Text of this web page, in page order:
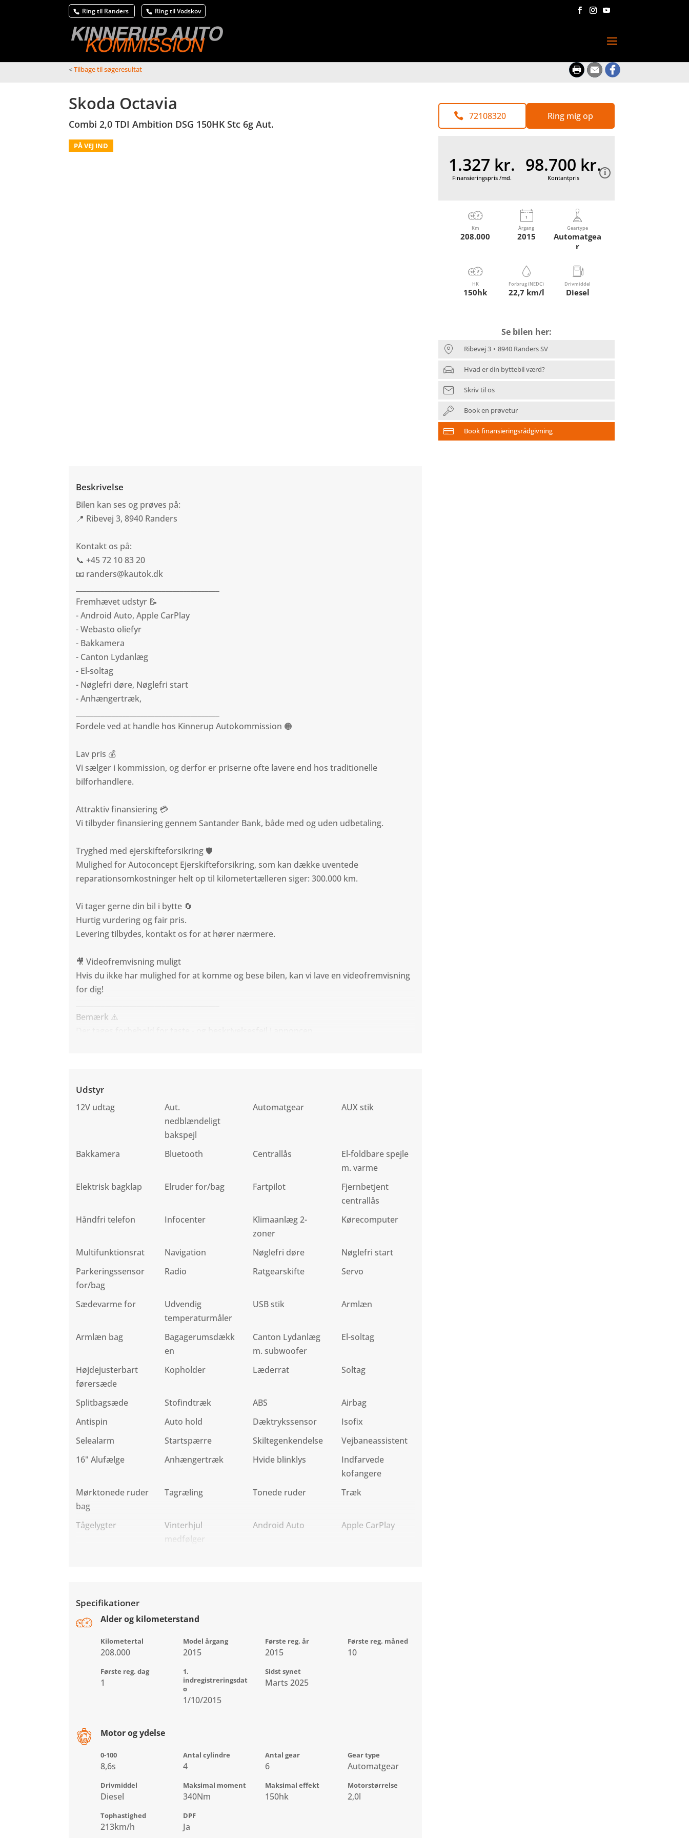
Ring til Randers Ring til Vodskov
<Tilbage til søgeresultat
Skoda Octavia
Combi 2,0 TDI Ambition DSG 150HK Stc 6g Aut.
PÅ VEJ IND
72108320 Ring mig op
1.327 kr.
Finansieringspris /md.
98.700 kr.
Kontantpris
Km
208.000
Årgang
2015
Geartype
Automatgea
r
HK
150hk
Forbrug (NEDC)
22,7 km/l
Drivmiddel
Diesel
Se bilen her:
Ribevej 3 8940 Randers SV
Hvad er din byttebil værd?
Skriv til os
Book en prøvetur
Book finansieringsrådgivning
Beskrivelse
Bilen kan ses og prøves på:
📍 Ribevej 3, 8940 Randers
Kontakt os på:
📞 +45 72 10 83 20
📧 randers@kautok.dk
Fremhævet udstyr 📝
- Android Auto, Apple CarPlay
- Webasto oliefyr
- Bakkamera
- Canton Lydanlæg
- El-soltag
- Nøglefri døre, Nøglefri start
- Anhængertræk,
Fordele ved at handle hos Kinnerup Autokommission 🟠
Lav pris 💰
Vi sælger i kommission, og derfor er priserne ofte lavere end hos traditionelle
bilforhandlere.
Attraktiv finansiering 💳
Vi tilbyder finansiering gennem Santander Bank, både med og uden udbetaling.
Tryghed med ejerskifteforsikring 🛡️
Mulighed for Autoconcept Ejerskifteforsikring, som kan dække uventede
reparationsomkostninger helt op til kilometertælleren siger: 300.000 km.
Vi tager gerne din bil i bytte 🔄
Hurtig vurdering og fair pris.
Levering tilbydes, kontakt os for at hører nærmere.
🎥 Videofremvisning muligt
Hvis du ikke har mulighed for at komme og bese bilen, kan vi lave en videofremvisning
for dig!
Bemærk ⚠️
Udstyr
12V udtag
Aut.
nedblændeligt
bakspejl
Automatgear AUX stik
Bakkamera Bluetooth Centrallås
El-foldbare spejle
m. varme
Elektrisk bagklap
Elruder for/bag Fartpilot
Fjernbetjent
centrallås
Håndfri telefon
Infocenter
Klimaanlæg 2-
zoner
Kørecomputer
Multifunktionsrat Navigation Nøglefri døre
Nøglefri start
Parkeringssensor
for/bag
Radio Ratgearskifte Servo
Sædevarme for
Udvendig
temperaturmåler
USB stik Armlæn
Armlæn bag
Bagagerumsdækk
en
Canton Lydanlæg
m. subwoofer
El-soltag
Højdejusterbart
førersæde
Kopholder Læderrat Soltag
Splitbagsæde Stofindtræk ABS
Airbag
Antispin
Auto hold Dæktrykssensor
Isofix
Selealarm
Startspærre Skiltegenkendelse
Vejbaneassistent
16" Alufælge
Anhængertræk Hvide blinklys
Indfarvede
kofangere
Mørktonede ruder
bag
Tagræling Tonede ruder Træk
Tågelygter
Vinterhjul
medfølger
Android Auto Apple CarPlay
Specifikationer
Alder og kilometerstand
Kilometertal
208.000
Model årgang
2015
Første reg. år
2015
Første reg. måned
10
Første reg. dag
1
1.
indregistreringsdat
o
1/10/2015
Sidst synet
Marts 2025
Motor og ydelse
0-100
8,6s
Antal cylindre
4
Antal gear
6
Gear type
Automatgear
Drivmiddel
Diesel
Maksimal moment
340Nm
Maksimal effekt
150hk
Motorstørrelse
2,0l
Tophastighed
213km/h
DPF
Ja